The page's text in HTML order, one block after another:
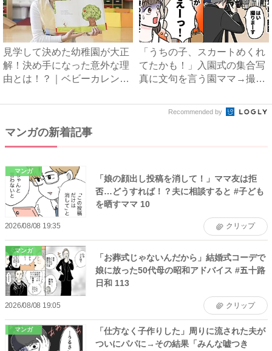
見学して決めた幼稚園が大正
解！決め手になった意外な理
由とは！？｜ベビーカレンダ
「うちの子、スカートめくれ
てたかも！」入園式の集合写
真に文句を言う園ママ→撮り
Recommended by
マンガの新着記事
マンガ
「娘の顔出し投稿を消して！」ママ友は拒
否…どうすれば！？夫に相談すると #子ども
を晒すママ 10
2026/08/08 19:35 クリップ
マンガ
「お葬式じゃないんだから」結婚式コーデで
娘に放った50代母の昭和アドバイス #五十路
日和 113
2026/08/08 19:05 クリップ
マンガ
「仕方なく子作りした」周りに流された夫が
ついにパパに→その結果「みんな嘘つき